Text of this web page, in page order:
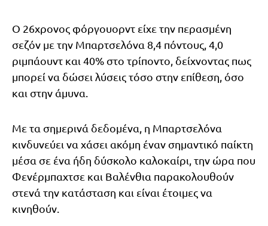
Ο 26χρονος φόργουορντ είχε την περασμένη
σεζόν με την Μπαρτσελόνα 8,4 πόντους, 4,0
ριμπάουντ και 40% στο τρίποντο, δείχνοντας πως
μπορεί να δώσει λύσεις τόσο στην επίθεση, όσο
και στην άμυνα.
Με τα σημερινά δεδομένα, η Μπαρτσελόνα
κινδυνεύει να χάσει ακόμη έναν σημαντικό παίκτη
μέσα σε ένα ήδη δύσκολο καλοκαίρι, την ώρα που
Φενέρμπαχτσε και Βαλένθια παρακολουθούν
στενά την κατάσταση και είναι έτοιμες να
κινηθούν.